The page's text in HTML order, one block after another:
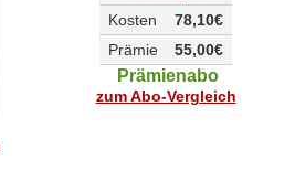
78,10€
Kosten
55,00€
Prämie
Prämienabo
zum Abo-Vergleich